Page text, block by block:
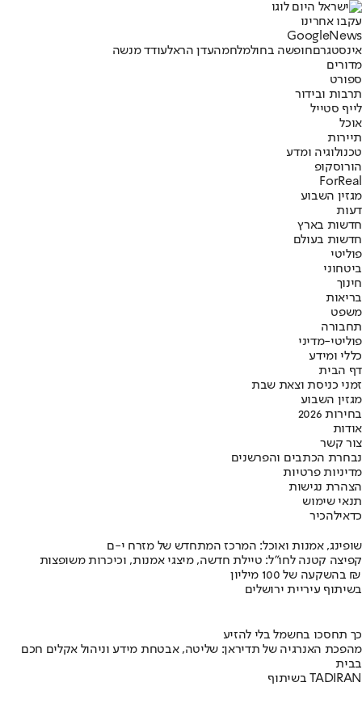
עקבו אחרינו
Googl eNews
אינסטגרםחופשה בחולמלחמהעדן הראלעודד מנשה
מדורים
ספורט
תרבות ובידור
לייף סטייל
אוכל
תיירות
טכנולוגיה ומדע
הורוסקופ
ForReal
מגזין השבוע
דעות
חדשות בארץ
חדשות בעולם
פוליטי
ביטחוני
חינוך
בריאות
משפט
תחבורה
פוליטי-מדיני
כללי ומידע
דף הבית
זמני כניסת וצאת שבת
מגזין השבוע
בחירות 2026
אודות
צור קשר
נבחרת הכתבים והפרשנים
מדיניות פרטיות
הצהרת נגישות
תנאי שימוש
כדאילהכיר
שופינג, אמנות ואוכל: המרכז המתחדש של מזרח י-ם
קפיצה קטנה לחו"ל: טיילת חדשה, מיצגי אמנות, וכיכרות משופצות
בהשקעה של 100 מיליון ₪
בשיתוף עיריית ירושלים
כך תחסכו בחשמל בלי להזיע
מהפכת האנרגיה של תדיראן: שליטה, אבטחת מידע וניהול אקלים חכם
בבית
בשיתוף TADIRAN